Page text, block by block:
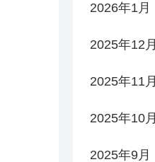
2026年1月
2025年12月
2025年11月
2025年10月
2025年9月